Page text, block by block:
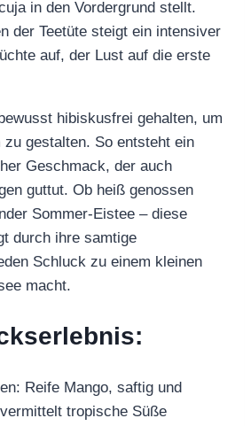
in den Vordergrund stellt.
der Teetüte steigt ein intensiver
auf, der Lust auf die erste
hibiskusfrei gehalten, um
zu gestalten. So entsteht ein
Geschmack, der auch
guttut. Ob heiß genossen
Sommer-Eistee – diese
durch ihre samtige
Schluck zu einem kleinen
macht.
Reife Mango, saftig und
tropische Süße